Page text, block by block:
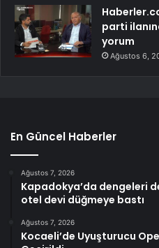
parti
yorum
Ağustos 6,
En Güncel Haberler
Ağustos 7, 2026
Kapadokya’da dengeleri
otel devi düğmeye bastı
Ağustos 7, 2026
Kocaeli’de Uyuşturucu